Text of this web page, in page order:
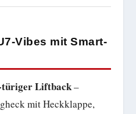
Vibes mit Smart-
Liftback–
mit Heckklappe,